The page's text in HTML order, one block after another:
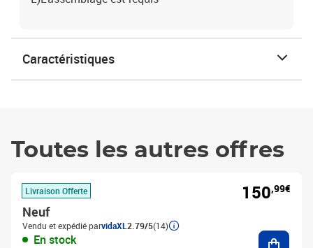
Caractéristiques
Toutes les autres offres
Livraison Offerte
Neuf
Vendu et expédié parvidaXL 2.79/5(14)
En stock
150,99€